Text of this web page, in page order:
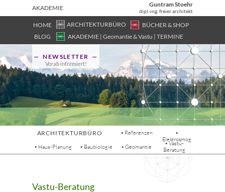
AKADEMIE
| FÜR
GEOMANTI
ASTROLOG
IE & VASTU
Guntram Stoehr
dipl.-ing. freier architekt
HOME
BLOG
ARCHITEKTURBÜRO
AKADEMIE | Geomantie & Vastu | TERMINE
BÜCHER & SHOP
— NEWSLETTER —
Vorab informiert!
ARCHITEKTURBÜRO
• Haus-Planung • Baubiologie • Geomantie
• Vastu-
Beratung
•
Elektrosmog
• Referenzen
Vastu-Beratung